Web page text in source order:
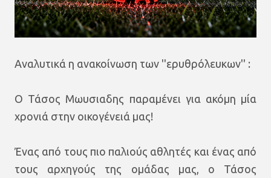
Αναλυτικά η ανακοίνωση των ''ερυθρόλευκων'' :
Ο Τάσος Μωυσιαδης παραμένει για ακόμη μία
χρονιά στην οικογένειά μας!
Ένας από τους πιο παλιούς αθλητές και ένας από
τους αρχηγούς της ομάδας μας, ο Τάσος